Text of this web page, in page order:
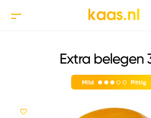
Extra belegen
Mild Pittig